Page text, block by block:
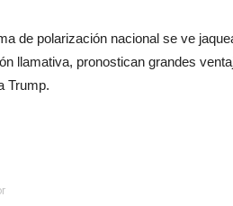
de polarización nacional se ve
llamativa, pronostican grandes
Trump.